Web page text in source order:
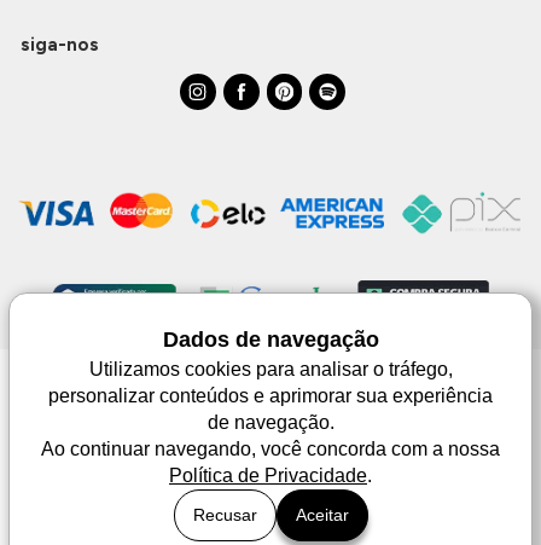
siga-nos
Monjuá | CNPJ 98.102.650/0083-99 | Av. Júlio de Castilhos, 1553 - 02 - Três
Passos | © Todos os direitos reservados
As imagens aqui apresentadas são meramente lustrativas, podendo haver
diferença de tonalidade dependendo do monitor.
Dados de navegação
Utilizamos cookies para analisar o tráfego,
personalizar conteúdos e aprimorar sua experiência
de navegação.
Ao continuar navegando, você concorda com a nossa
Política de Privacidade.
Recusar Aceitar